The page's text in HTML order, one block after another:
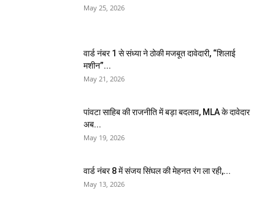
May 25, 2026
वार्ड नंबर 1 से संध्या ने ठोकी मजबूत दावेदारी, “शिलाई
मशीन”...
May 21, 2026
पांवटा साहिब की राजनीति में बड़ा बदलाव, MLA के दावेदार
अब...
May 19, 2026
वार्ड नंबर 8 में संजय सिंघल की मेहनत रंग ला रही,...
May 13, 2026